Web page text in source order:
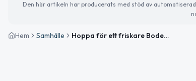
Den här artikeln har producerats med stöd av
Hem Samhälle Hoppa för ett friskare Boden – delta i Upp och Hoppa 2026